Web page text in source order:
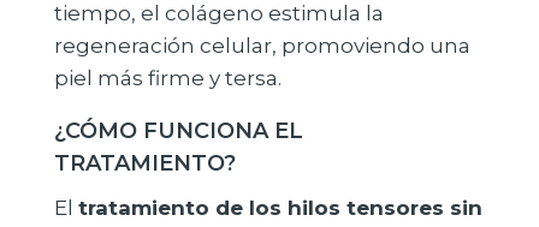
tiempo, el colágeno estimula la
regeneración celular, promoviendo una
piel más firme y tersa.
¿CÓMO FUNCIONA EL
TRATAMIENTO?
El tratamiento de los hilos tensores sin